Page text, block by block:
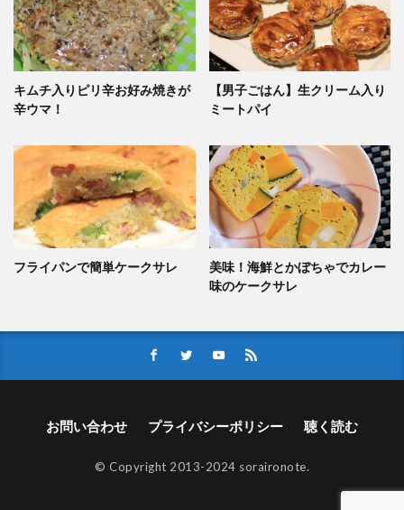
キムチ入りピリ辛お好み焼きが
辛ウマ！
【男子ごはん】生クリーム入り
ミートパイ
フライパンで簡単ケークサレ
美味！海鮮とかぼちゃでカレー
味のケークサレ
お問い合わせ プライバシーポリシー 聴く読む
© Copyright 2013-2024 soraironote.